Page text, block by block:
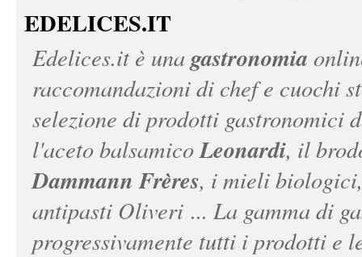
EDELICES.IT
Edelices.itè una gastronomia
raccomandazioni di chef e cuochi
selezione di prodotti gastronomici
l'aceto balsamicoLeonardi, il
Dammann Frères, i mieli
antipasti Oliveri ... La gamma di
progressivamente tutti i prodotti e